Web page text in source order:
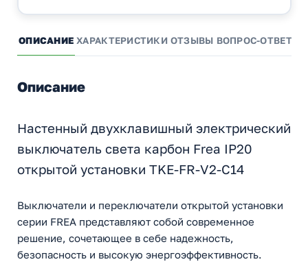
ОПИСАНИЕ ХАРАКТЕРИСТИКИ ОТЗЫВЫ ВОПРОС-ОТВЕТ
Описание
Настенный двухклавишный электрический
выключатель света карбон Frea IP20
открытой установки TKE-FR-V2-C14
Выключатели и переключатели открытой установки
серии FREA представляют собой современное
решение, сочетающее в себе надежность,
безопасность и высокую энергоэффективность.